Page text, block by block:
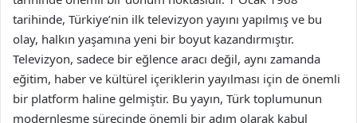
tarihinde, Türkiye’nin ilk televizyon yayını yapılmış ve bu
olay, halkın yaşamına yeni bir boyut kazandırmıştır.
Televizyon, sadece bir eğlence aracı değil, aynı zamanda
eğitim, haber ve kültürel içeriklerin yayılması için de önemli
bir platform haline gelmiştir. Bu yayın, Türk toplumunun
modernleşme sürecinde önemli bir adım olarak kabul